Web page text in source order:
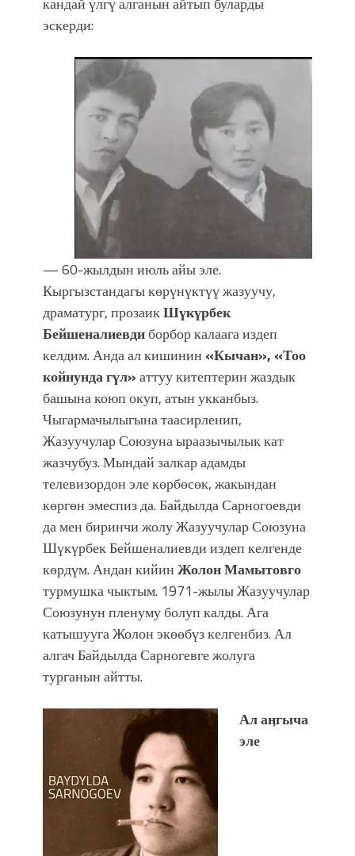
эскерди:
— 60-жылдын июль айы эле.
Кыргызстандагы көрүнүктүү жазуучу,
драматург, прозаикШүкүрбек
Бейшеналиевдиборбор калаага издеп
келдим. Анда ал кишинин «Кычан», «Тоо
койнунда гүл»аттуу китептерин жаздык
башына коюп окуп, атын укканбыз.
Чыгармачылыгына таасирленип,
Жазуучулар Союзуна ыраазычылык кат
жазчубуз. Мындай залкар адамды
телевизордон эле көрбөсөк, жакындан
көргөн эмеспиз да. Байдылда Сарногоевди
да мен биринчи жолу Жазуучулар Союзуна
Шүкүрбек Бейшеналиевди издеп келгенде
көрдүм. Андан кийинЖолон Мамытовго
турмушка чыктым. 1971-жылы Жазуучулар
Союзунун пленуму болуп калды. Ага
катышууга Жолон экөөбүз келгенбиз. Ал
алгач Байдылда Сарногевге жолуга
турганын айтты.
Ал аӊгыча
эле